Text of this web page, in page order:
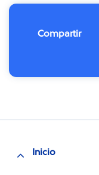
Compartir
Inicio